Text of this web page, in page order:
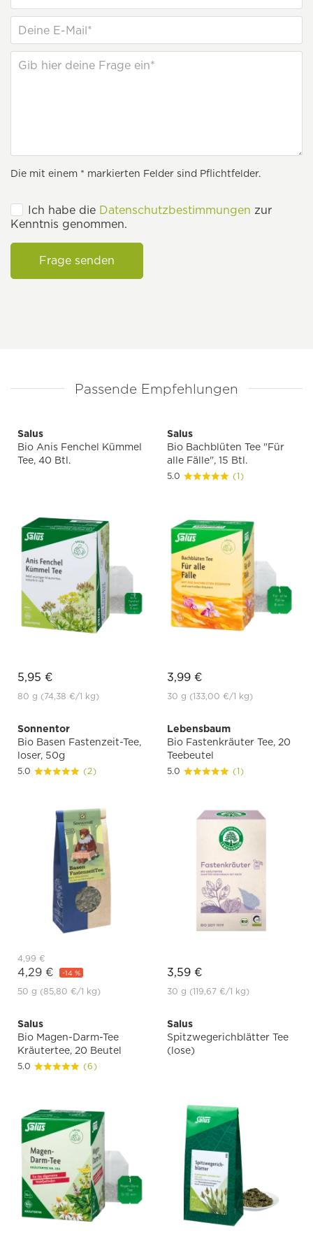
Die mit einem * markierten Felder sind Pflichtfelder.
Ich habe die Datenschutzbestimmungen zur
Kenntnis genommen.
Frage senden
Passende Empfehlungen
Salus
Bio Anis Fenchel Kümmel
Tee, 40 Btl.
5,95 €
80 g (74,38 €/1 kg)
Salus
Bio Bachblüten Tee "Für
alle Fälle", 15 Btl.
5.0 (1)
3,99 €
30 g (133,00 €/1 kg)
Sonnentor
Bio Basen Fastenzeit-Tee,
loser, 50g
5.0 (2)
4,99 €
4,29 € -14 %
50 g (85,80 €/1 kg)
Lebensbaum
Bio Fastenkräuter Tee, 20
Teebeutel
5.0 (1)
3,59 €
30 g (119,67 €/1 kg)
Salus
Bio Magen-Darm-Tee
Kräutertee, 20 Beutel
5.0 (6)
Salus
Spitzwegerichblätter Tee
(lose)